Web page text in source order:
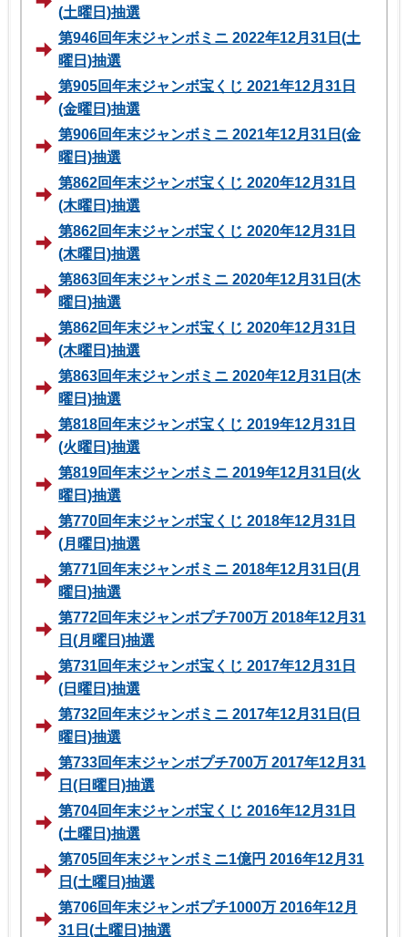
(土曜日)抽選
第946回年末ジャンボミニ 2022年12月31日(土
曜日)抽選
第905回年末ジャンボ宝くじ 2021年12月31日
(金曜日)抽選
第906回年末ジャンボミニ 2021年12月31日(金
曜日)抽選
第862回年末ジャンボ宝くじ 2020年12月31日
(木曜日)抽選
第862回年末ジャンボ宝くじ 2020年12月31日
(木曜日)抽選
第863回年末ジャンボミニ 2020年12月31日(木
曜日)抽選
第862回年末ジャンボ宝くじ 2020年12月31日
(木曜日)抽選
第863回年末ジャンボミニ 2020年12月31日(木
曜日)抽選
第818回年末ジャンボ宝くじ 2019年12月31日
(火曜日)抽選
第819回年末ジャンボミニ 2019年12月31日(火
曜日)抽選
第770回年末ジャンボ宝くじ 2018年12月31日
(月曜日)抽選
第771回年末ジャンボミニ 2018年12月31日(月
曜日)抽選
第772回年末ジャンボプチ700万 2018年12月31
日(月曜日)抽選
第731回年末ジャンボ宝くじ 2017年12月31日
(日曜日)抽選
第732回年末ジャンボミニ 2017年12月31日(日
曜日)抽選
第733回年末ジャンボプチ700万 2017年12月31
日(日曜日)抽選
第704回年末ジャンボ宝くじ 2016年12月31日
(土曜日)抽選
第705回年末ジャンボミニ1億円 2016年12月31
日(土曜日)抽選
第706回年末ジャンボプチ1000万 2016年12月
31日(土曜日)抽選